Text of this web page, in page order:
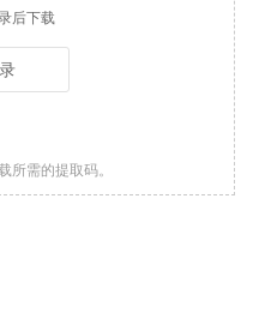
后下载
所需的提取码。